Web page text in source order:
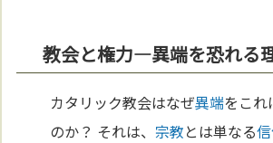
教会と権力—異端を恐れる
カタリック教会はなぜ異端をこれ
のか？ それは、 宗教とは単なる